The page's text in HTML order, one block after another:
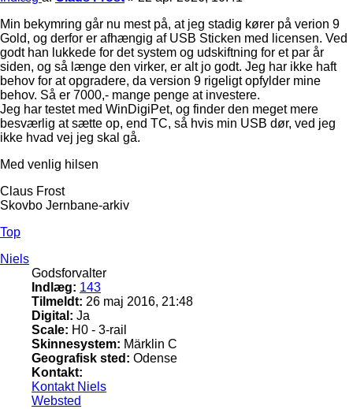
Min bekymring går nu mest på, at jeg stadig kører på verion 9
Gold, og derfor er afhængig af USB Sticken med licensen. Ved
godt han lukkede for det system og udskiftning for et par år
siden, og så længe den virker, er alt jo godt. Jeg har ikke haft
behov for at opgradere, da version 9 rigeligt opfylder mine
behov. Så er 7000,- mange penge at investere.
Jeg har testet med WinDigiPet, og finder den meget mere
besværlig at sætte op, end TC, så hvis min USB dør, ved jeg
ikke hvad vej jeg skal gå.
Med venlig hilsen
Claus Frost
Skovbo Jernbane-arkiv
Top
Niels
Godsforvalter
Indlæg: 143
Tilmeldt: 26 maj 2016, 21:48
Digital: Ja
Scale: H0 - 3-rail
Skinnesystem: Märklin C
Geografisk sted: Odense
Kontakt:
Kontakt Niels
Websted